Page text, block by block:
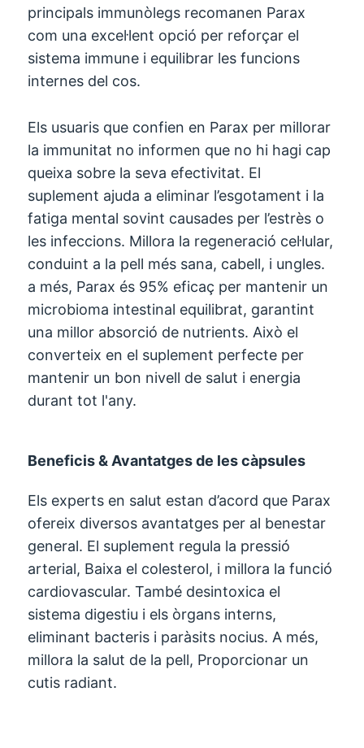
principals immunòlegs recomanen Parax
com una excel·lent opció per reforçar el
sistema immune i equilibrar les funcions
internes del cos.
Els usuaris que confien en Parax per millorar
la immunitat no informen que no hi hagi cap
queixa sobre la seva efectivitat. El
suplement ajuda a eliminar l’esgotament i la
fatiga mental sovint causades per l’estrès o
les infeccions. Millora la regeneració cel·lular,
conduint a la pell més sana, cabell, i ungles.
a més, Parax és 95% eficaç per mantenir un
microbioma intestinal equilibrat, garantint
una millor absorció de nutrients. Això el
converteix en el suplement perfecte per
mantenir un bon nivell de salut i energia
durant tot l'any.
Beneficis & Avantatges de les càpsules
Els experts en salut estan d’acord que Parax
ofereix diversos avantatges per al benestar
general. El suplement regula la pressió
arterial, Baixa el colesterol, i millora la funció
cardiovascular. També desintoxica el
sistema digestiu i els òrgans interns,
eliminant bacteris i paràsits nocius. A més,
millora la salut de la pell, Proporcionar un
cutis radiant.